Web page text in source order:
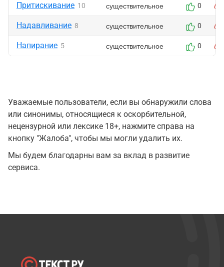
Притискивание 10 существительное 0
Надавливание 8 существительное 0
Напирание 5 существительное 0
Уважаемые пользователи, если вы обнаружили слова
или синонимы, относящиеся к оскорбительной,
нецензурной или лексике 18+, нажмите справа на
кнопку "Жалоба", чтобы мы могли удалить их.
Мы будем благодарны вам за вклад в развитие
сервиса.